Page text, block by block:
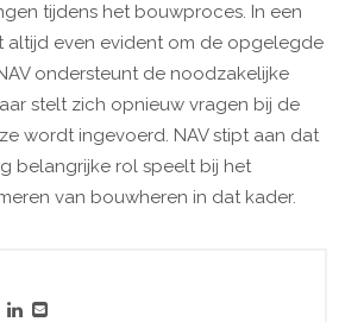
tijdens het bouwproces. In een
altijd even evident om de opgelegde
ondersteunt de noodzakelijke
stelt zich opnieuw vragen bij de
wordt ingevoerd. NAV stipt aan dat
belangrijke rol speelt bij het
van bouwheren in dat kader.